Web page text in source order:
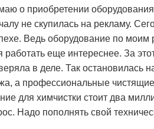
о приобретении
не скупилась на рекламу.
Ведь оборудование по моим
работать еще интереснее. За
в деле. Так остановилась
а профессиональные
для химчистки стоит два
Надо пополнять свой